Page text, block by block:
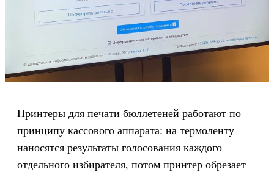
Принтеры для печати бюллетеней работают по
принципу кассового аппарата: на термоленту
наносятся результаты голосования каждого
отдельного избирателя, потом принтер обрезает